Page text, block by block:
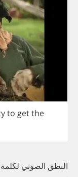
to getthe
النطق الصوتي لكلمة Emerald